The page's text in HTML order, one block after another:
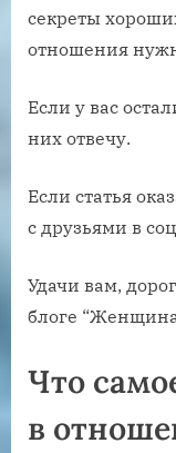
секреты
отношения
Если у вас
них отвечу.
Если статья
с друзьями в
Удачи вам,
блоге
Что
в